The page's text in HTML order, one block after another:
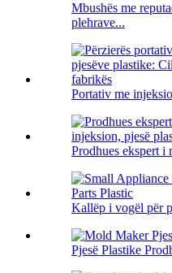
Mbushës me
plehrave...
Portativ me
Prodhues ekspert i
Kallëp i vogël për
Pjesë Plastike